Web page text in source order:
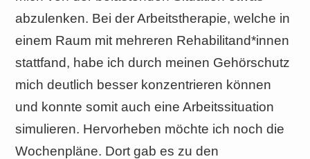
abzulenken. Bei der Arbeitstherapie, welche in
einem Raum mit mehreren Rehabilitand*innen
stattfand, habe ich durch meinen Gehörschutz
mich deutlich besser konzentrieren können
und konnte somit auch eine Arbeitssituation
simulieren. Hervorheben möchte ich noch die
Wochenpläne. Dort gab es zu den